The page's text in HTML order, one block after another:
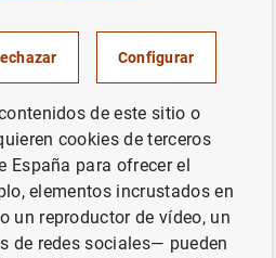
consolidado del Eurosistema (A)
España (B). Préstamo neto a
y sus contrapartidas
Configurar
de este sitio o
cookies de terceros
España para ofrecer el
elementos incrustados en
un reproductor de vídeo, un
de redes sociales— pueden